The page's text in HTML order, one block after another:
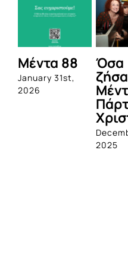
Μέντα 88
January 31st,
2026
Όσα
2025